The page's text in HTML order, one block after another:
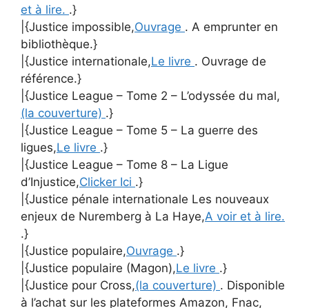
et à lire. .}
|{Justice impossible,Ouvrage . A emprunter en
bibliothèque.}
|{Justice internationale,Le livre . Ouvrage de
référence.}
|{Justice League – Tome 2 – L’odyssée du mal,
(la couverture) .}
|{Justice League – Tome 5 – La guerre des
ligues,Le livre .}
|{Justice League – Tome 8 – La Ligue
d’Injustice,Clicker Ici .}
|{Justice pénale internationale Les nouveaux
enjeux de Nuremberg à La Haye,A voir et à lire.
.}
|{Justice populaire,Ouvrage .}
|{Justice populaire (Magon),Le livre .}
|{Justice pour Cross,(la couverture) . Disponible
à l’achat sur les plateformes Amazon, Fnac,